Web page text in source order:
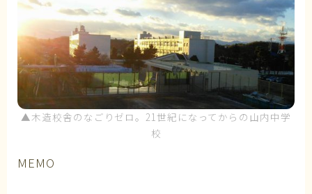
▲木造校舎のなごりゼロ。21世紀になってからの山内中学
校
MEMO